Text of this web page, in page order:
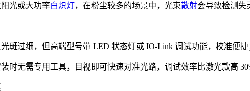
光或大功率白炽灯，在粉尘较多的场景中，光束散射会导致检测失
斑过细，但高端型号带 LED 状态灯或 IO-Link 调试功能，校准便
时无需专用工具，目视即可快速对准光路，调试效率比激光款高